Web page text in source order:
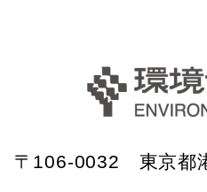
〒106-0032 東京都